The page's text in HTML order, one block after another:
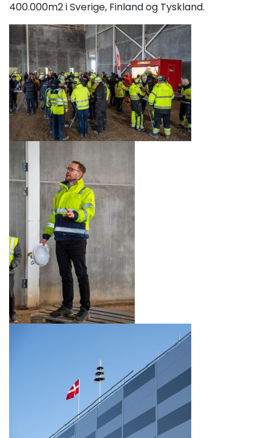
400.000m2 i Sverige, Finland og Tyskland.